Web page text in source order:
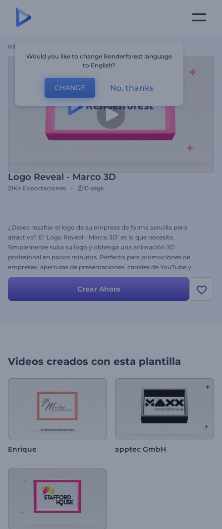
Inicio
Logo Reveal - Marco 3D
21K+ Exportaciones 10 segs.
¿Desea resaltar el logo de su empresa de forma sencilla pero
atractiva? El 'Logo Reveal - Marco 3D' es lo que necesita.
Simplemente suba su logo y obtenga una animación 3D
profesional en pocos minutos. Perfecto para promociones de
empresas, aperturas de presentaciones, canales de YouTube y
mucho más. ¡Aproveche la oportunidad de hacer que su logo sea
más atractivo ahora mismo!Crear Ahora
Videos creados con esta plantilla
Enrique apptec GmbH
Would you like to change Renderforest language
to English?
CHANGE No, thanks